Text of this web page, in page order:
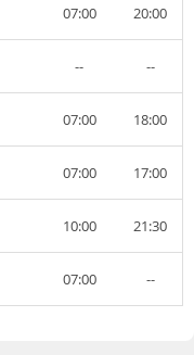
07:00 20:00
-- --
07:00 18:00
07:00 17:00
10:00 21:30
07:00 --